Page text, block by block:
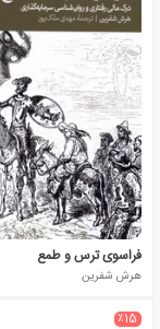
فراسوی ترس و طمع
هرش شفرین
٪15